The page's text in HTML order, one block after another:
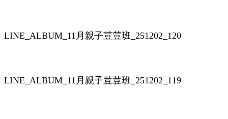
LINE_ALBUM_11月親子荳荳班_251202_120
LINE_ALBUM_11月親子荳荳班_251202_119